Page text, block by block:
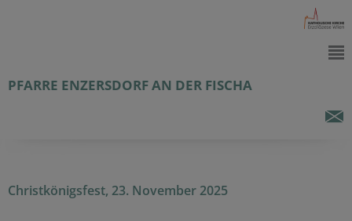
PFARRE ENZERSDORF AN DER FISCHA
Christkönigsfest, 23. November 2025